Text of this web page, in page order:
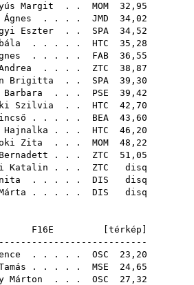
Margit . . MOM 32,95
. . . . JMD 34,02
Eszter . . SPA 34,52
. . . . . HTC 35,28
. . . . . FAB 36,55
. . . . ZTC 38,87
Brigitta . . SPA 39,30
. . . PSE 39,42
Szilvia . . HTC 42,70
. . . . . BEA 43,60
Hajnalka . . . HTC 46,20
Zita . . . MOM 48,22
. . . ZTC 51,05
Katalin . . . ZTC disq
. . . . . DIS disq
. . . . . DIS disq
F16E [ térkép
. . . . . OSC 23,20
. . . . . MSE 24,65
Márton . . . OSC 27,32